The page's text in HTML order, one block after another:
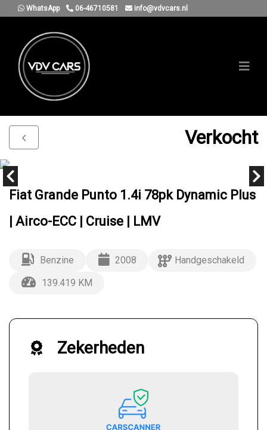
WhatsApp 06-46710581 info@vdvcars.nl
Verkocht
Fiat Grande Punto 1.4i 78pk Dynamic Plus
| Airco-ECC | Cruise | LMV
Benzine 2008
Handgeschakeld
139.419 KM
Zekerheden